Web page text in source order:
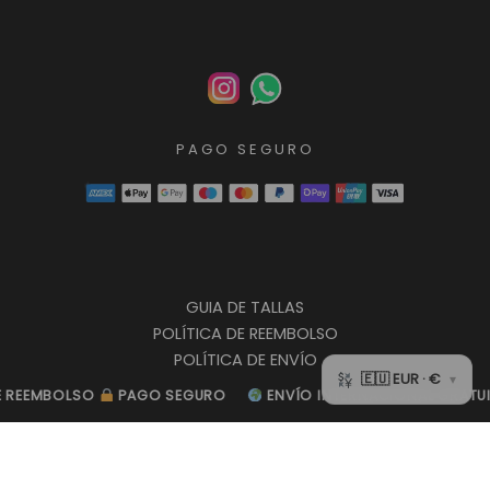
PAGO SEGURO ENVÍO INTERNACIONAL GRATUITO
PAGO SEGURO ENVÍO INTERNACIONAL GRATUITO
PAGO SEGURO
GUIA DE TALLAS
POLÍTICA DE REEMBOLSO
POLÍTICA DE ENVÍO
POLÍTICA DE PRIVACIDAD